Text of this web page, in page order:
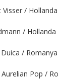
/ Hollanda
/ Hollanda
/ Romanya
Pop /